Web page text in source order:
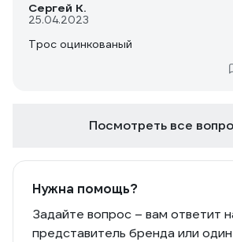
Сергей К.
25.04.2023
Трос оцинкованый
Посмотреть все
Нужна помощь?
Задайте вопрос – вам ответит
представитель бренда или один